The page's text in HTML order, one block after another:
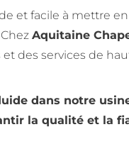
et facile à mettre
Chez Aquitaine
des services de
dans notre
la qualité et la